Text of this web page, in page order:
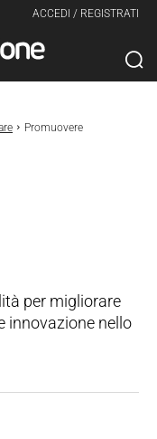
ACCEDI / REGISTRATI
Promuovere
per migliorare
innovazione nello